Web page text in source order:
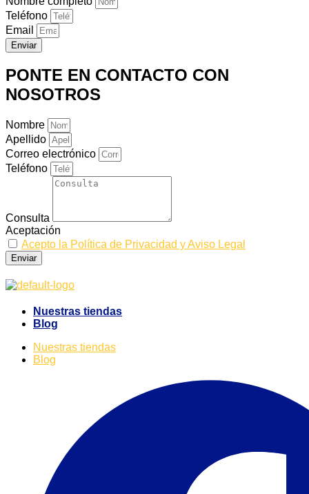
Teléfono
Email
Enviar
PONTE EN CONTACTO CON
NOSOTROS
Nombre
Apellido
Correo electrónico
Teléfono
Consulta
Aceptación
Acepto la Política de Privacidad y Aviso Legal
Enviar
Nuestras tiendas
Blog
Nuestras tiendas
Blog